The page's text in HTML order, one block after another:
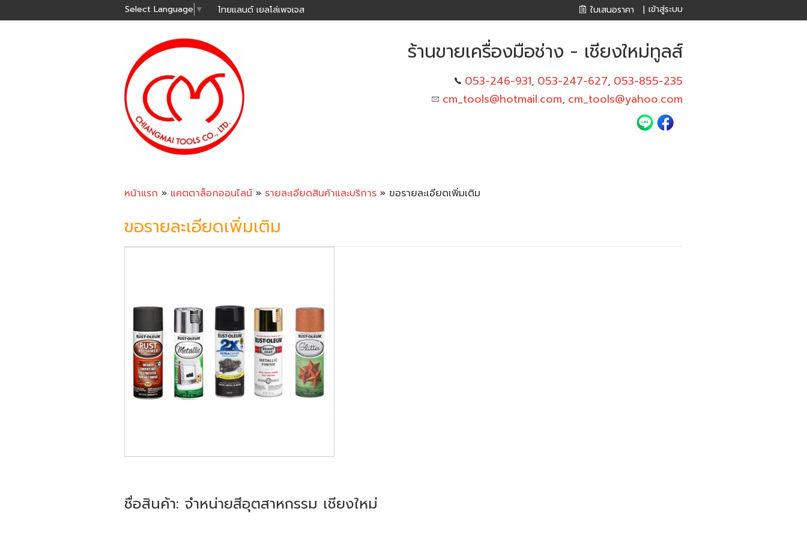
Select Language ▼ ไทยแลนด์ เยลโล่เพจเจส ใบเสนอราคา | เข้าสู่ระบบ
ร้านขายเครื่องมือช่าง - เชียงใหม่ทูลส์
053-246-931, 053-247-627, 053-855-235
cm_tools@hotmail.com, cm_tools@yahoo.com
หน้าแรก » แคตตาล็อกออนไลน์ » รายละเอียดสินค้าและบริการ » ขอรายละเอียดเพิ่มเติม
ขอรายละเอียดเพิ่มเติม
ชื่อสินค้า: จำหน่ายสีอุตสาหกรรม เชียงใหม่